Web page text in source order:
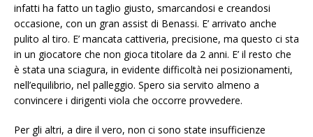
infatti ha fatto un taglio giusto, smarcandosi e creandosi
occasione, con un gran assist di Benassi. E’ arrivato anche
pulito al tiro. E’ mancata cattiveria, precisione, ma questo ci sta
in un giocatore che non gioca titolare da 2 anni. E’ il resto che
è stata una sciagura, in evidente difficoltà nei posizionamenti,
nell’equilibrio, nel palleggio. Spero sia servito almeno a
convincere i dirigenti viola che occorre provvedere.
Per gli altri, a dire il vero, non ci sono state insufficienze